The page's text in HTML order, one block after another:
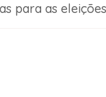
para as